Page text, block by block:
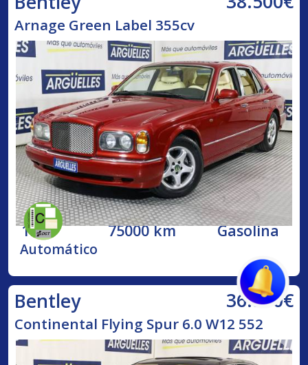
Arnage Green Label 355cv
1998 75000 km Gasolina
Automático
Bentley 36.500€
Continental Flying Spur 6.0 W12 552